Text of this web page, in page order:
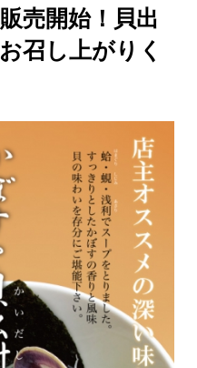
売開始！貝出
召し上がりく